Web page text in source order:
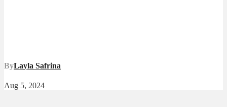
ByLayla Safrina
Aug 5, 2024